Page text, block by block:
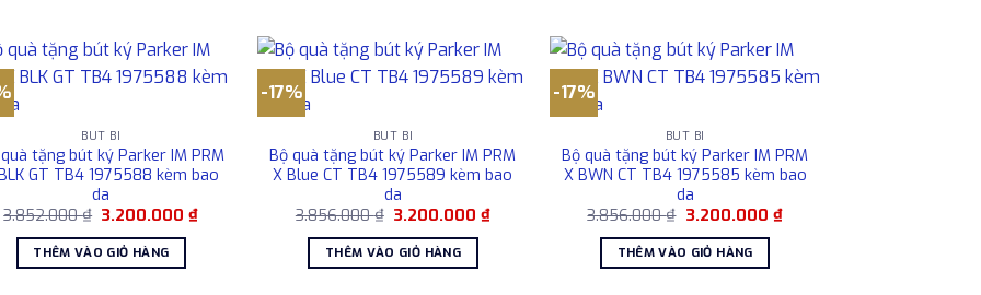
BÚT BI
tặng bút ký Parker IM PRM
GT TB4 1975588 kèm bao
da
3.852.000₫ Giá
là:
3.852.000 ₫.
3.200.000₫Giá
THÊM VÀO GIỎ HÀNG
-17%
BÚT BI
Bộ quà tặng bút ký Parker IM PRM
X Blue CT TB4 1975589 kèm bao
da
3.856.000₫ Giá
là:
3.856.000 ₫.
3.200.000₫Giá
THÊM VÀO GIỎ HÀNG
-17%
BÚT BI
Bộ quà tặng bút ký Parker IM PRM
X BWN CT TB4 1975585 kèm bao
da
3.856.000₫ Giá
là:
3.856.000 ₫.
3.200.000 ₫Giá
THÊM VÀO GIỎ HÀNG